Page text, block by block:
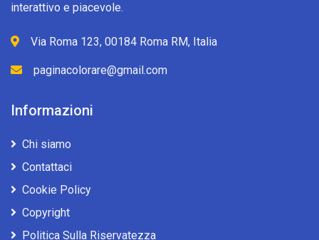
interattivo e piacevole.
Via Roma 123, 00184 Roma RM, Italia
paginacolorare@gmail.com
Informazioni
Chi siamo
Contattaci
Cookie Policy
Copyright
Politica Sulla Riservatezza